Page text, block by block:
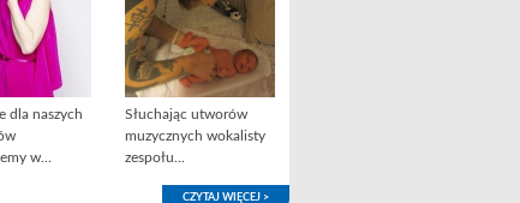
dla naszych
w...
Słuchając utworów
muzycznych wokalisty
zespołu...
CZYTAJ WIĘCEJ >